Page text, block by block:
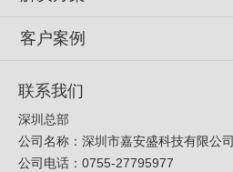
客户案例
联系我们
深圳总部
公司名称：深圳市嘉安盛科技有限公司
公司电话：0755-27795977